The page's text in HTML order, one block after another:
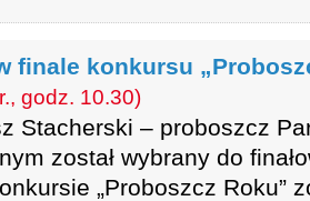
finale konkursu
godz. 10.30)
Stacherski – proboszcz
został wybrany do
„Proboszcz Roku”